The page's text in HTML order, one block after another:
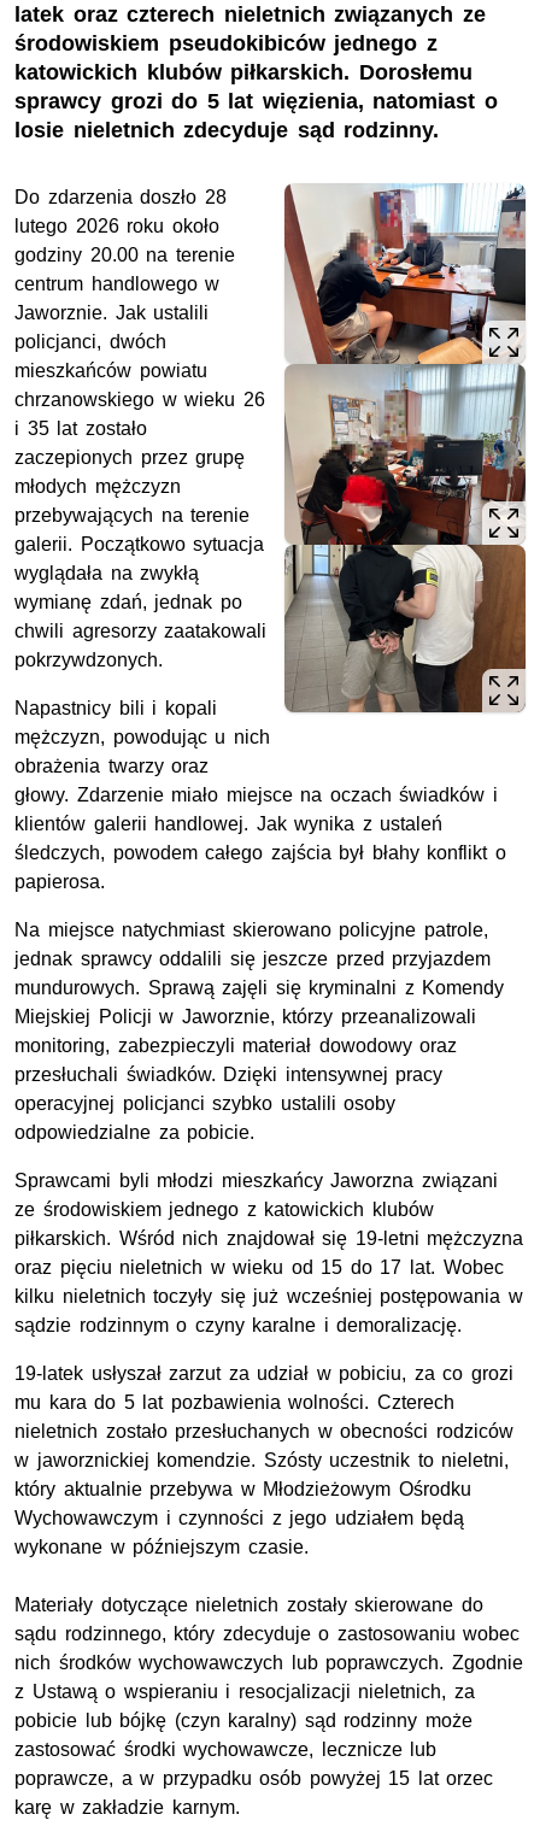
latek oraz czterech nieletnich związanych ze
środowiskiem pseudokibiców jednego z
katowickich klubów piłkarskich. Dorosłemu
sprawcy grozi do 5 lat więzienia, natomiast o
losie nieletnich zdecyduje sąd rodzinny.
Do zdarzenia doszło 28
lutego 2026 roku około
godziny 20.00 na terenie
centrum handlowego w
Jaworznie. Jak ustalili
policjanci, dwóch
mieszkańców powiatu
chrzanowskiego w wieku 26
i 35 lat zostało
zaczepionych przez grupę
młodych mężczyzn
przebywających na terenie
galerii. Początkowo sytuacja
wyglądała na zwykłą
wymianę zdań, jednak po
chwili agresorzy zaatakowali
pokrzywdzonych.
Napastnicy bili i kopali
mężczyzn, powodując u nich
obrażenia twarzy oraz
głowy. Zdarzenie miało miejsce na oczach świadków i
klientów galerii handlowej. Jak wynika z ustaleń
śledczych, powodem całego zajścia był błahy konflikt o
papierosa.
Na miejsce natychmiast skierowano policyjne patrole,
jednak sprawcy oddalili się jeszcze przed przyjazdem
mundurowych. Sprawą zajęli się kryminalni z Komendy
Miejskiej Policji w Jaworznie, którzy przeanalizowali
monitoring, zabezpieczyli materiał dowodowy oraz
przesłuchali świadków. Dzięki intensywnej pracy
operacyjnej policjanci szybko ustalili osoby
odpowiedzialne za pobicie.
Sprawcami byli młodzi mieszkańcy Jaworzna związani
ze środowiskiem jednego z katowickich klubów
piłkarskich. Wśród nich znajdował się 19-letni mężczyzna
oraz pięciu nieletnich w wieku od 15 do 17 lat. Wobec
kilku nieletnich toczyły się już wcześniej postępowania w
sądzie rodzinnym o czyny karalne i demoralizację.
19-latek usłyszał zarzut za udział w pobiciu, za co grozi
mu kara do 5 lat pozbawienia wolności. Czterech
nieletnich zostało przesłuchanych w obecności rodziców
w jaworznickiej komendzie. Szósty uczestnik to nieletni,
który aktualnie przebywa w Młodzieżowym Ośrodku
Wychowawczym i czynności z jego udziałem będą
wykonane w późniejszym czasie.
Materiały dotyczące nieletnich zostały skierowane do
sądu rodzinnego, który zdecyduje o zastosowaniu wobec
nich środków wychowawczych lub poprawczych. Zgodnie
z Ustawą o wspieraniu i resocjalizacji nieletnich, za
pobicie lub bójkę (czyn karalny) sąd rodzinny może
zastosować środki wychowawcze, lecznicze lub
poprawcze, a w przypadku osób powyżej 15 lat orzec
karę w zakładzie karnym.